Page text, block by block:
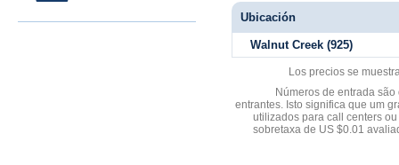
Ubicación
Walnut Creek (925)
Los precios se
Números de entrada
entrantes. Isto significa que um
utilizados para call centers
sobretaxa de US $0.01